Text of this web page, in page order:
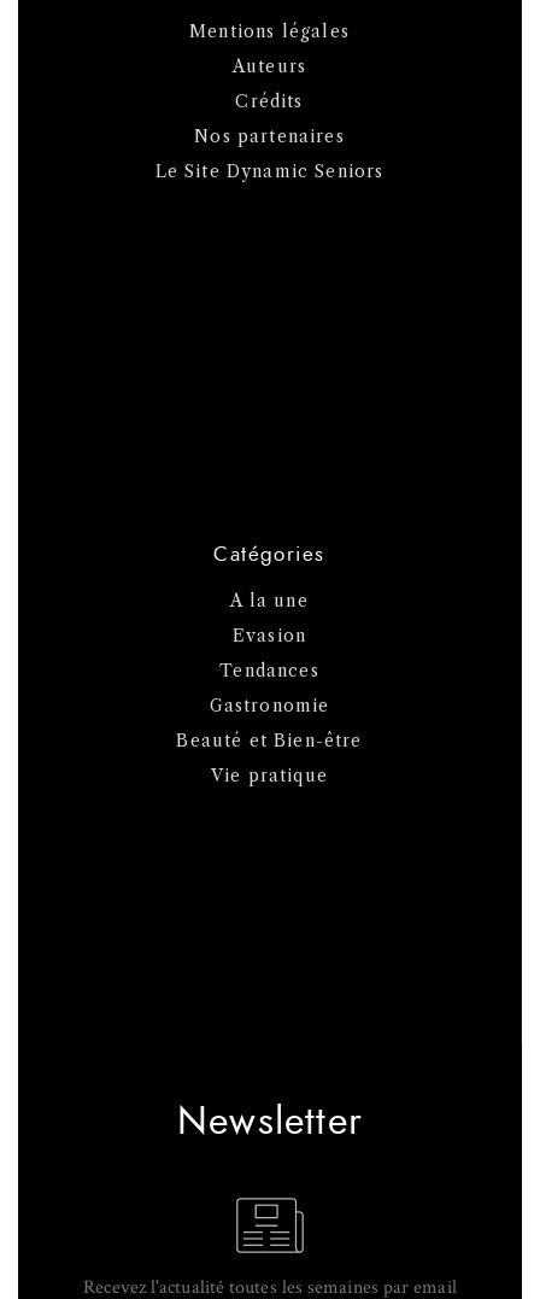
Mentions légales
Auteurs
Crédits
Nos partenaires
Le Site Dynamic Seniors
Catégories
A la une
Evasion
Tendances
Gastronomie
Beauté et Bien-être
Vie pratique
Newsletter
Recevez l'actualité toutes les semaines par email